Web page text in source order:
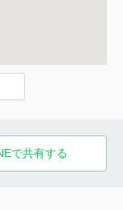
で共有する